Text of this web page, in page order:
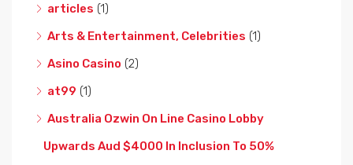
articles (1)
Arts & Entertainment, Celebrities (1)
Asino Casino (2)
at99 (1)
Australia Ozwin On Line Casino Lobby
Upwards Aud $4000 In Inclusion To 50%